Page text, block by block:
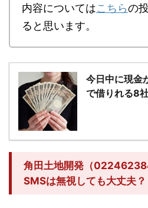
内容についてはこちらの
ると思います。
今日中に現金
で借りれる8
角田土地開発（
SMSは無視しても大丈夫？